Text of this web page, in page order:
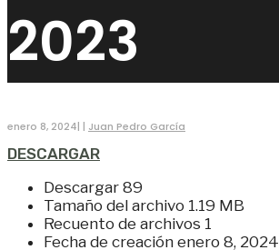
2023
enero 8, 2024| | Juan Pedro García
DESCARGAR
Descargar 89
Tamaño del archivo 1.19 MB
Recuento de archivos 1
Fecha de creación enero 8, 2024